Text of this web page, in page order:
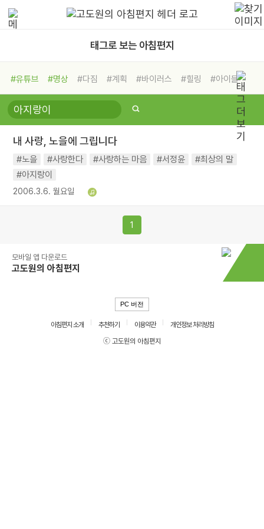
태그로 보는 아침편지
#유튜브 #명상 #다짐 #계획 #바이러스 #힐링
#아이들
#비전캠프
#독서캠프 #삶
#희망
#나눔 #친구 #링컨학교
#독서
#건강 #면역력
내 사랑, 노을에 그립니다
#노을 #사랑한다 #사랑하는 마음 #서정윤
#최상의 말
#아지랑이
2006.3.6. 월요일
1
모바일 앱 다운로드
고도원의 아침편지
PC 버전
아침편지 소개 추천하기 이용약관
개인정보 처리방침
ⓒ 고도원의 아침편지